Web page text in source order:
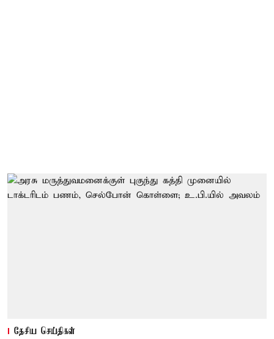
தேசிய செய்திகள்